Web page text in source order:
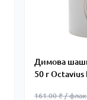
Димова
50 г Octavius
161.00 ₴ /